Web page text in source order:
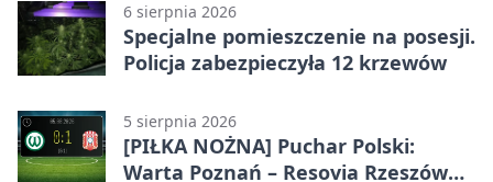
6 sierpnia 2026
Specjalne pomieszczenie na posesji.
Policja zabezpieczyła 12 krzewów
5 sierpnia 2026
[PIŁKA NOŻNA] Puchar Polski:
Warta Poznań – Resovia Rzeszów